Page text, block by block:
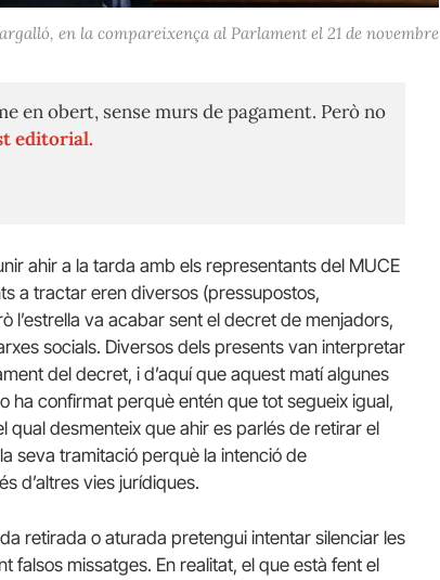
en la compareixença al Parlament el 21 de novembre
en obert, sense murs de pagament. Però no
editorial.
ahir a la tarda amb els representants del MUCE
a tractar eren diversos (pressupostos,
va acabar sent el decret de menjadors,
socials. Diversos dels presents van interpretar
del decret, i d’aquí que aquest matí algunes
ha confirmat perquè entén que tot segueix igual,
qual desmenteix que ahir es parlés de retirar el
seva tramitació perquè la intenció de
d’altres vies jurídiques.
retirada o aturada pretengui intentar silenciar les
falsos missatges. En realitat, el que està fent el